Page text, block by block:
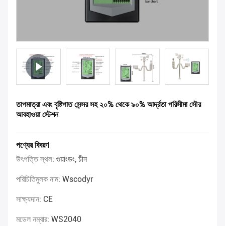
তাপমাত্রা এবং বৃষ্টিপাত সেন্সর সহ ২০% থেকে ৯০% আর্দ্রতা পরিসীমা সৌর
আবহাওয়া স্টেশন
পণ্যের বিবরণ
উৎপত্তি স্থল: গুয়াংডং, চীন
পরিচিতিমুলক নাম: Wscodyr
সাক্ষ্যদান: CE
মডেল নম্বার: WS2040